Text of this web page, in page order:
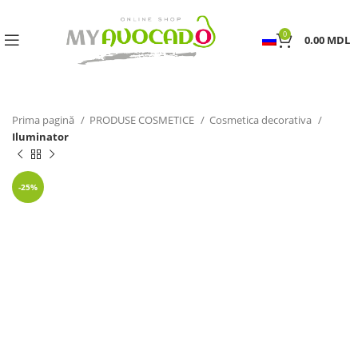
0 0.00 MDL
Prima pagină PRODUSE COSMETICE
Cosmetica decorativa
Iluminator
-25%